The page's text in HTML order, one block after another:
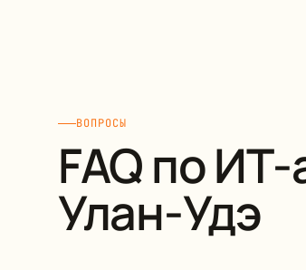
ВОПРОСЫ
FAQ по
Улан-Удэ